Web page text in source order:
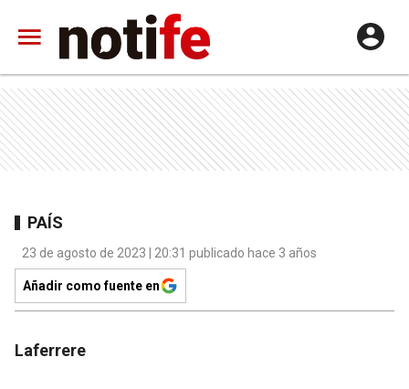
PAÍS
23 de agosto de 2023 | 20:31 publicado hace 3 años
Añadir como fuente en
Laferrere